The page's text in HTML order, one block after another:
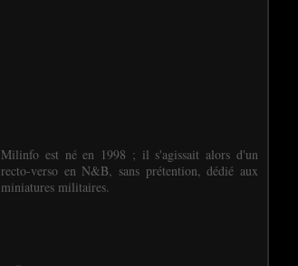
Milinfo est né en 1998 ; il s'agissait alors d'un
recto-verso en N&B, sans prétention, dédié aux
miniatures militaires.